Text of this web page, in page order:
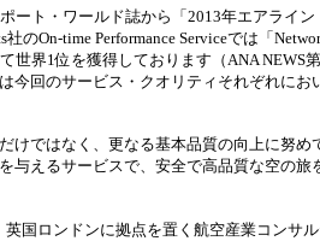
ート・ワールド誌から「2013年エアライ
のOn-time Performance Serviceでは「
世界1位を獲得しております（ANA NEWS
今回のサービス・クオリティそれぞれに
けではなく、更なる基本品質の向上に努め
与えるサービスで、安全で高品質な空の旅
国ロンドンに拠点を置く航空産業コンサ